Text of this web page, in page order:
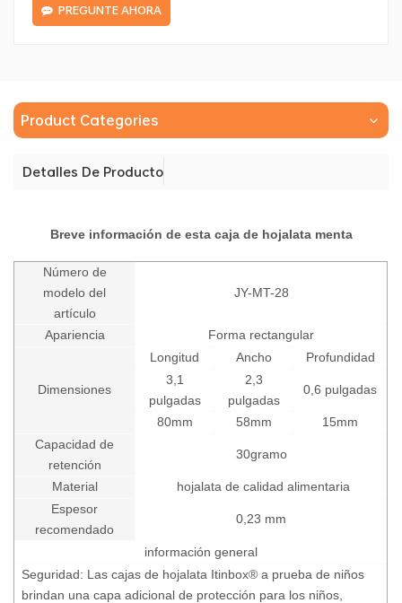
PREGUNTE AHORA
Product Categories
Detalles De Producto
Breve información de esta caja de hojalata menta
Número de
modelo del
artículo
JY-MT-28
Apariencia Forma rectangular
Dimensiones
Longitud Ancho
Profundidad
3,1
pulgadas
2,3
pulgadas
0,6 pulgadas
80mm 58mm
15mm
Capacidad de
retención
30gramo
Material
hojalata de calidad alimentaria
Espesor
recomendado
0,23 mm
información general
Seguridad: Las cajas de hojalata Itinbox® a prueba de niños
brindan una capa adicional de protección para los niños,